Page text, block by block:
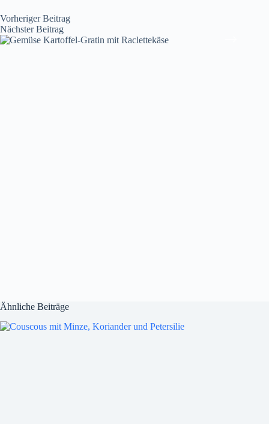
VorherigerBeitrag
NächsterBeitrag
Ähnliche Beiträge